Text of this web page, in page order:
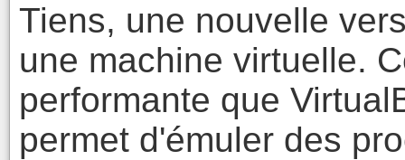
Tiens, une nouvelle
une machine virtuelle.
performante que
permet d'émuler des